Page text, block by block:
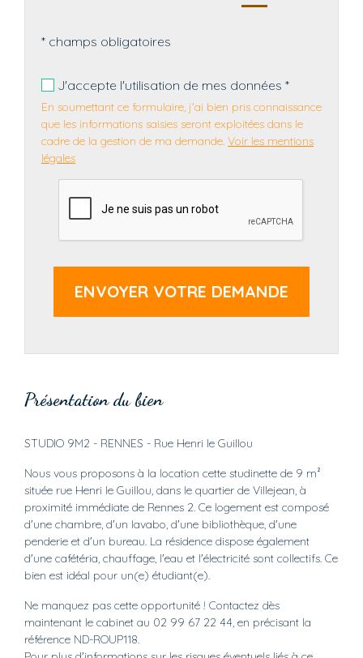
* champs obligatoires
J'accepte l'utilisation de mes données *
En soumettant ce formulaire, j'ai bien pris connaissance
que les informations saisies seront exploitées dans le
cadre de la gestion de ma demande. Voir les mentions
légales
Présentation du bien
STUDIO 9M2 - RENNES - Rue Henri le Guillou
Nous vous proposons à la location cette studinette de 9 m²
située rue Henri le Guillou, dans le quartier de Villejean, à
proximité immédiate de Rennes 2. Ce logement est composé
d'une chambre, d'un lavabo, d'une bibliothèque, d'une
penderie et d'un bureau. La résidence dispose également
d'une cafétéria, chauffage, l'eau et l'électricité sont collectifs. Ce
bien est idéal pour un(e) étudiant(e).
Ne manquez pas cette opportunité ! Contactez dès
maintenant le cabinet au 02 99 67 22 44, en précisant la
référence ND-ROUP118.